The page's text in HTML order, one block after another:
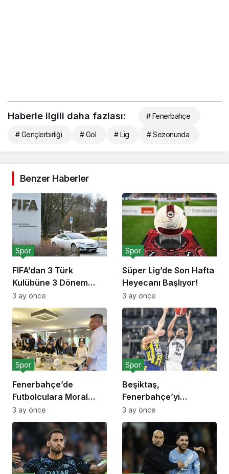
Haberle ilgili daha fazlası: # Fenerbahçe
# Gençlerbirliği # Gol # Lig # Sezonunda
Benzer Haberler
FIFA’dan 3 Türk
Kulübüne 3 Dönem
Transfer Yasağı!
Spor
3 ay önce
Süper Lig’de Son Hafta
Heyecanı Başlıyor!
Spor
3 ay önce
Fenerbahçe’de
Futbolculara Moral
Yemeği!
Spor
3 ay önce
Beşiktaş,
Fenerbahçe’yi
Deplasmanda Yendi!
Spor
3 ay önce